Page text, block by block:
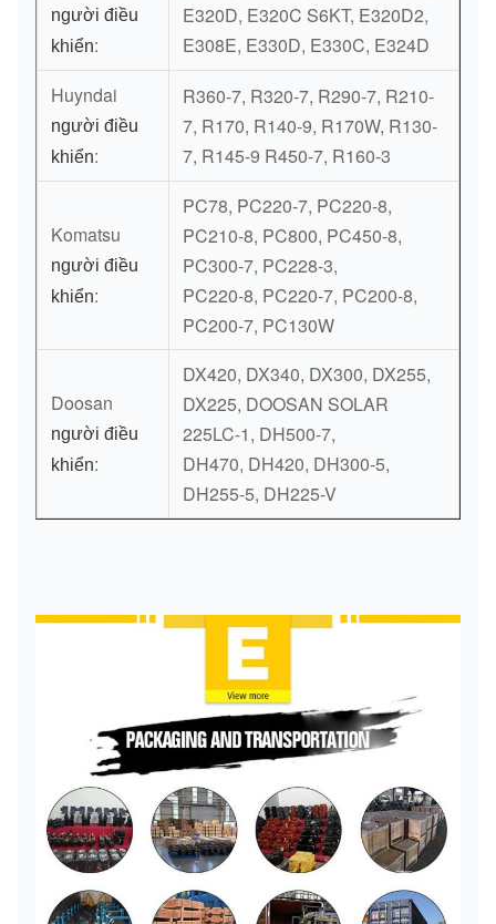
người điều
khiển:
E320D, E320C S6KT, E320D2,
E308E, E330D, E330C, E324D
Huyndai
người điều
khiển:
R360-7, R320-7, R290-7, R210-
7, R170, R140-9, R170W, R130-
7, R145-9 R450-7, R160-3
Komatsu
người điều
khiển:
PC78, PC220-7, PC220-8,
PC210-8, PC800, PC450-8,
PC300-7, PC228-3,
PC220-8, PC220-7, PC200-8,
PC200-7, PC130W
Doosan
người điều
khiển:
DX420, DX340, DX300, DX255,
DX225, DOOSAN SOLAR
225LC-1, DH500-7,
DH470, DH420, DH300-5,
DH255-5, DH225-V